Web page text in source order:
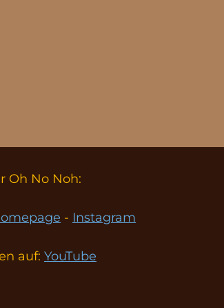
Oh No Noh:
- Instagram
auf: YouTube